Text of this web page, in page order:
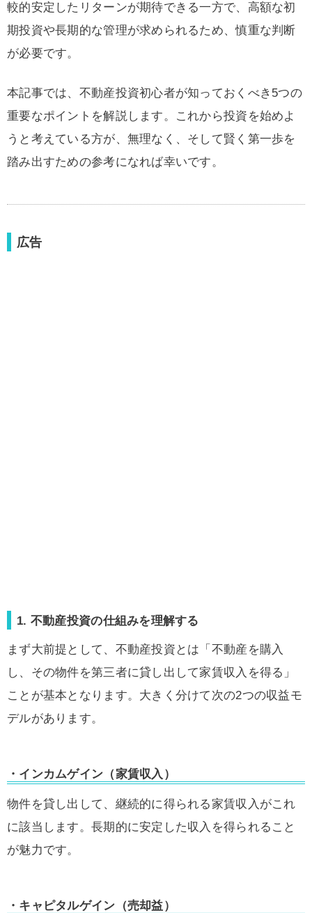
較的安定したリターンが期待できる一方で、高額な初
期投資や長期的な管理が求められるため、慎重な判断
が必要です。
本記事では、不動産投資初心者が知っておくべき5つの
重要なポイントを解説します。これから投資を始めよ
うと考えている方が、無理なく、そして賢く第一歩を
踏み出すための参考になれば幸いです。
広告
1. 不動産投資の仕組みを理解する
まず大前提として、不動産投資とは「不動産を購入
し、その物件を第三者に貸し出して家賃収入を得る」
ことが基本となります。大きく分けて次の2つの収益モ
デルがあります。
・インカムゲイン（家賃収入）
物件を貸し出して、継続的に得られる家賃収入がこれ
に該当します。長期的に安定した収入を得られること
が魅力です。
・キャピタルゲイン（売却益）